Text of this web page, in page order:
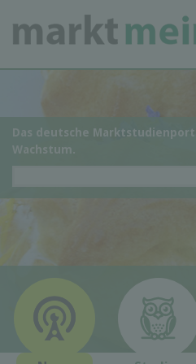
Das deutsche
Wachstum.